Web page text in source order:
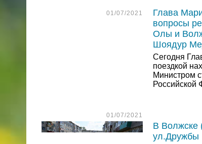
01/07/2021
Глава
вопросы
Олы и
Шоядур
Сегодня
поездкой
Министром
01/07/2021
В Волжске
ул.Дружбы